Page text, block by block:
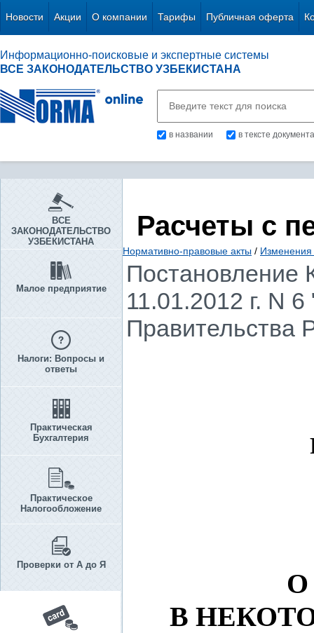
Новости Акции О компании Тарифы Публичная оферта
Информационно-поисковые и экспертные системы
ВСЕ ЗАКОНОДАТЕЛЬСТВО УЗБЕКИСТАНА
в названии в тексте документа
ВСЕ
ЗАКОНОДАТЕЛЬСТВО
УЗБЕКИСТАНА
Малое предприятие
Налоги: Вопросы и
ответы
Практическая
Бухгалтерия
Практическое
Налогообложение
Проверки от А до Я
Расчеты с
Нормативно-правовые акты / Изменения
Постановление
11.01.2012 г. N
Правительства
В